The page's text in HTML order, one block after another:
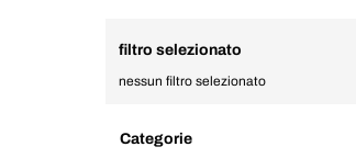
filtro selezionato
nessun filtro selezionato
Categorie